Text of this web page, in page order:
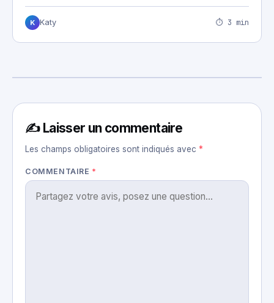
K Katy ⏱ 3 min
✍️ Laisser un commentaire
Les champs obligatoires sont indiqués avec *
COMMENTAIRE *